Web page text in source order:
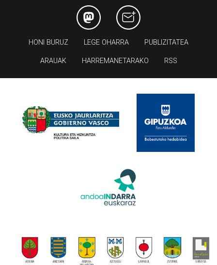
HONI BURUZ LEGE OHARRA PUBLIZITATEA
ARAUAK HARREMANETARAKO RSS